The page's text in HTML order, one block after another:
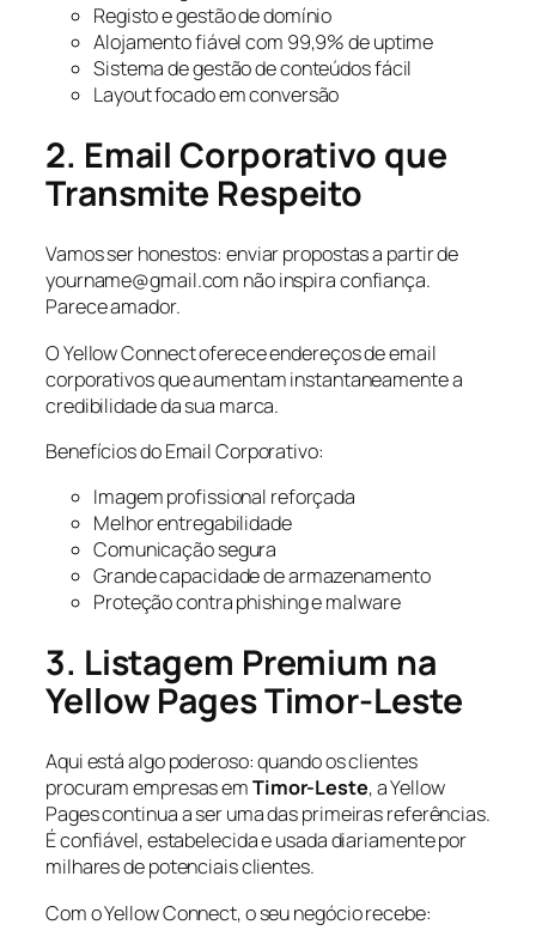
Registo e gestão de domínio
Alojamento fiável com 99,9% de uptime
Sistema de gestão de conteúdos fácil
Layout focado em conversão
2. Email Corporativo que
Transmite Respeito
Vamos ser honestos: enviar propostas a partir de
yourname@gmail.com não inspira confiança.
Parece amador.
O Yellow Connect oferece endereços de email
corporativos que aumentam instantaneamente a
credibilidade da sua marca.
Benefícios do Email Corporativo:
Imagem profissional reforçada
Melhor entregabilidade
Comunicação segura
Grande capacidade de armazenamento
Proteção contra phishing e malware
3. Listagem Premium na
Yellow Pages Timor-Leste
Aqui está algo poderoso: quando os clientes
procuram empresas emTimor-Leste, a Yellow
Pages continua a ser uma das primeiras referências.
É confiável, estabelecida e usada diariamente por
milhares de potenciais clientes.
Com o Yellow Connect, o seu negócio recebe: